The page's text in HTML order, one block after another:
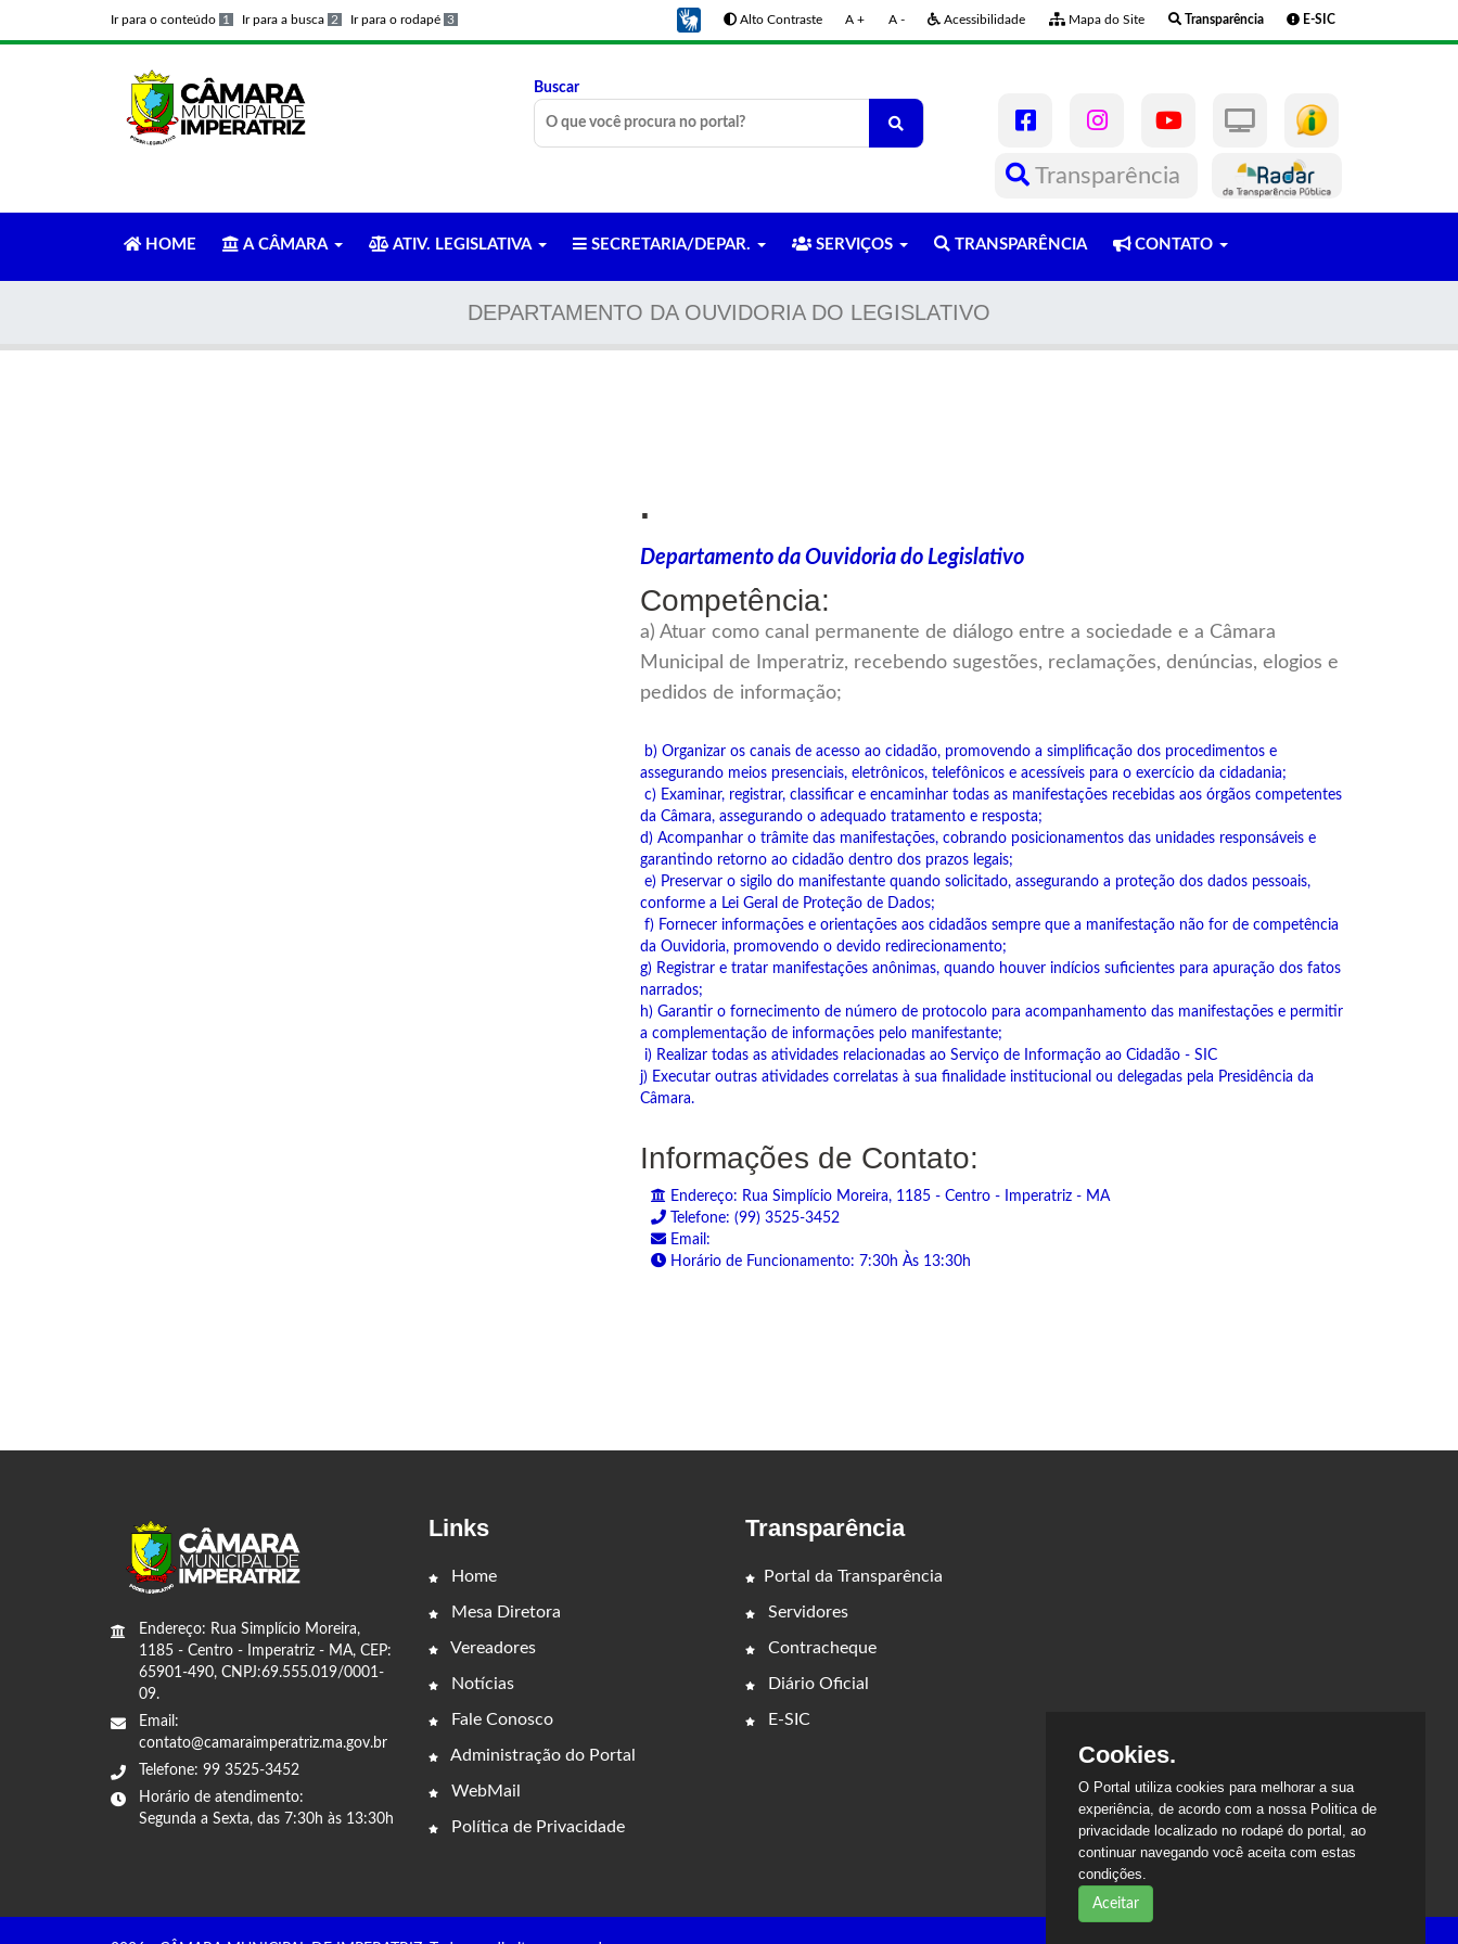
Ir para o conteúdo 1 Ir para a busca 2 Ir para o rodapé 3 Alto Contraste A + A - Acessibilidade Mapa do Site Transparência E-SIC
Buscar
Transparência
HOME A CÂMARA ATIV. LEGISLATIVA SECRETARIA/DEPAR. SERVIÇOS TRANSPARÊNCIA CONTATO
DEPARTAMENTO DA OUVIDORIA DO LEGISLATIVO
.
Departamento da Ouvidoria do Legislativo
Competência:
a) Atuar como canal permanente de diálogo entre a sociedade e a Câmara
Municipal de Imperatriz, recebendo sugestões, reclamações, denúncias, elogios e
pedidos de informação;
b) Organizar os canais de acesso ao cidadão, promovendo a simplificação dos procedimentos e
assegurando meios presenciais, eletrônicos, telefônicos e acessíveis para o exercício da cidadania;
c) Examinar, registrar, classificar e encaminhar todas as manifestações recebidas aos órgãos competentes
da Câmara, assegurando o adequado tratamento e resposta;
d) Acompanhar o trâmite das manifestações, cobrando posicionamentos das unidades responsáveis e
garantindo retorno ao cidadão dentro dos prazos legais;
e) Preservar o sigilo do manifestante quando solicitado, assegurando a proteção dos dados pessoais,
conforme a Lei Geral de Proteção de Dados;
f) Fornecer informações e orientações aos cidadãos sempre que a manifestação não for de competência
da Ouvidoria, promovendo o devido redirecionamento;
g) Registrar e tratar manifestações anônimas, quando houver indícios suficientes para apuração dos fatos
narrados;
h) Garantir o fornecimento de número de protocolo para acompanhamento das manifestações e permitir
a complementação de informações pelo manifestante;
i) Realizar todas as atividades relacionadas ao Serviço de Informação ao Cidadão - SIC
j) Executar outras atividades correlatas à sua finalidade institucional ou delegadas pela Presidência da
Câmara.
Informações de Contato:
Endereço: Rua Simplício Moreira, 1185 - Centro - Imperatriz - MA
Telefone: (99) 3525-3452
Email:
Horário de Funcionamento: 7:30h Às 13:30h
Endereço: Rua Simplício Moreira,
1185 - Centro - Imperatriz - MA, CEP:
65901-490, CNPJ:69.555.019/0001-
09.
Email:
contato@camaraimperatriz.ma.gov.br
Telefone: 99 3525-3452
Horário de atendimento:
Segunda a Sexta, das 7:30h às 13:30h
Links
Home
Mesa Diretora
Vereadores
Notícias
Fale Conosco
Administração do Portal
WebMail
Política de Privacidade
Transparência
Portal da Transparência
Servidores
Contracheque
Diário Oficial
E-SIC
Cookies.
O Portal utiliza cookies para melhorar a sua
experiência, de acordo com a nossa Politica de
privacidade localizado no rodapé do portal, ao
continuar navegando você aceita com estas
condições.
Aceitar